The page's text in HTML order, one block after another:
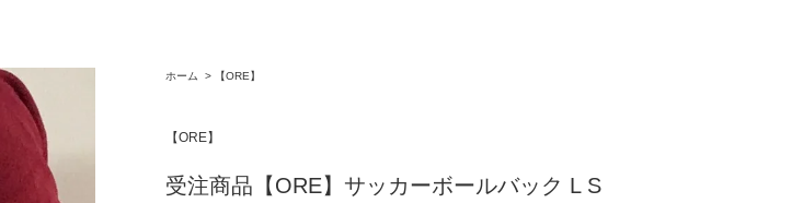
ホーム > 【ORE】
【ORE】
受注商品【ORE】サッカーボールバック L S